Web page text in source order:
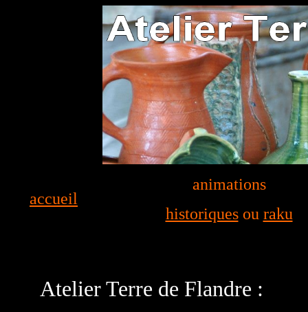
accueil
animations
historiques ou raku
Atelier Terre de Flandre :